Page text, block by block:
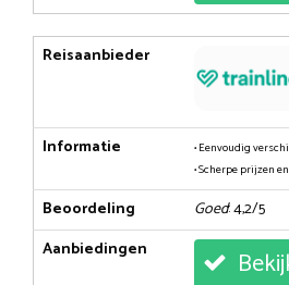
Reisaanbieder
Informatie
• Eenvoudig
• Scherpe prijzen
Beoordeling Goed: 4,2/5
Aanbiedingen